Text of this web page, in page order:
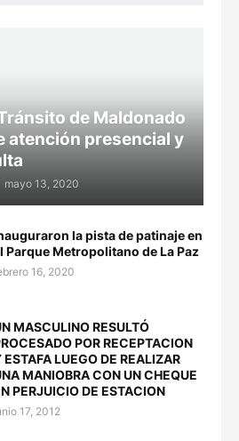
de Maldonado
atención presencial y
mayo 13, 2020
la pista de patinaje en
Parque Metropolitano de La Paz
16, 2020
MASCULINO RESULTÓ
POR RECEPTACION
ESTAFA LUEGO DE REALIZAR
MANIOBRA CON UN CHEQUE
PERJUICIO DE ESTACION
17, 2012